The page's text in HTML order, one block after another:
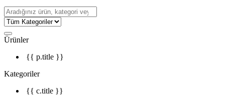
Ürünler
{{ p.title }}
Kategoriler
{{ c.title }}